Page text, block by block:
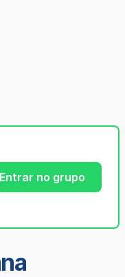
Entrar no grupo